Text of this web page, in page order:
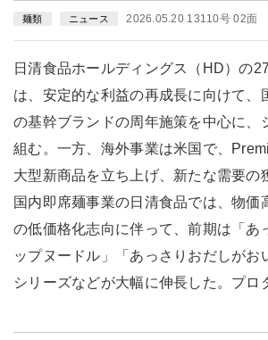
麺類 ニュース 2026.05.20 13110号 02面
日清食品ホールディングス（HD）の
は、安定的な利益の再成長に向けて、
の基幹ブランドの周年施策を中心に、
組む。一方、海外事業は米国で、
大型新商品を立ち上げ、新たな需要の
国内即席麺事業の日清食品では、物価
の低価格化志向に伴って、前期は「あ
ップヌードル」「あっさりおだしがお
シリーズなどが大幅に伸長した。プロ